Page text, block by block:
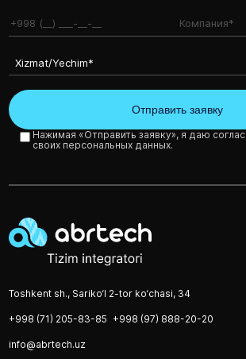
Xizmat/Yechim*
Нажимая «Отправить заявку», я даю
своих персональных данных.
Toshkent sh., Sariko‘l 2-tor ko‘chasi, 34
+998 (71) 205-83-85 +998 (97) 888-20-20
info@abrtech.uz